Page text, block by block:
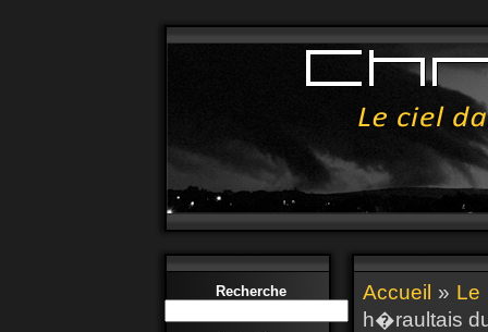
Recherche Accueil » Le
h�raultais